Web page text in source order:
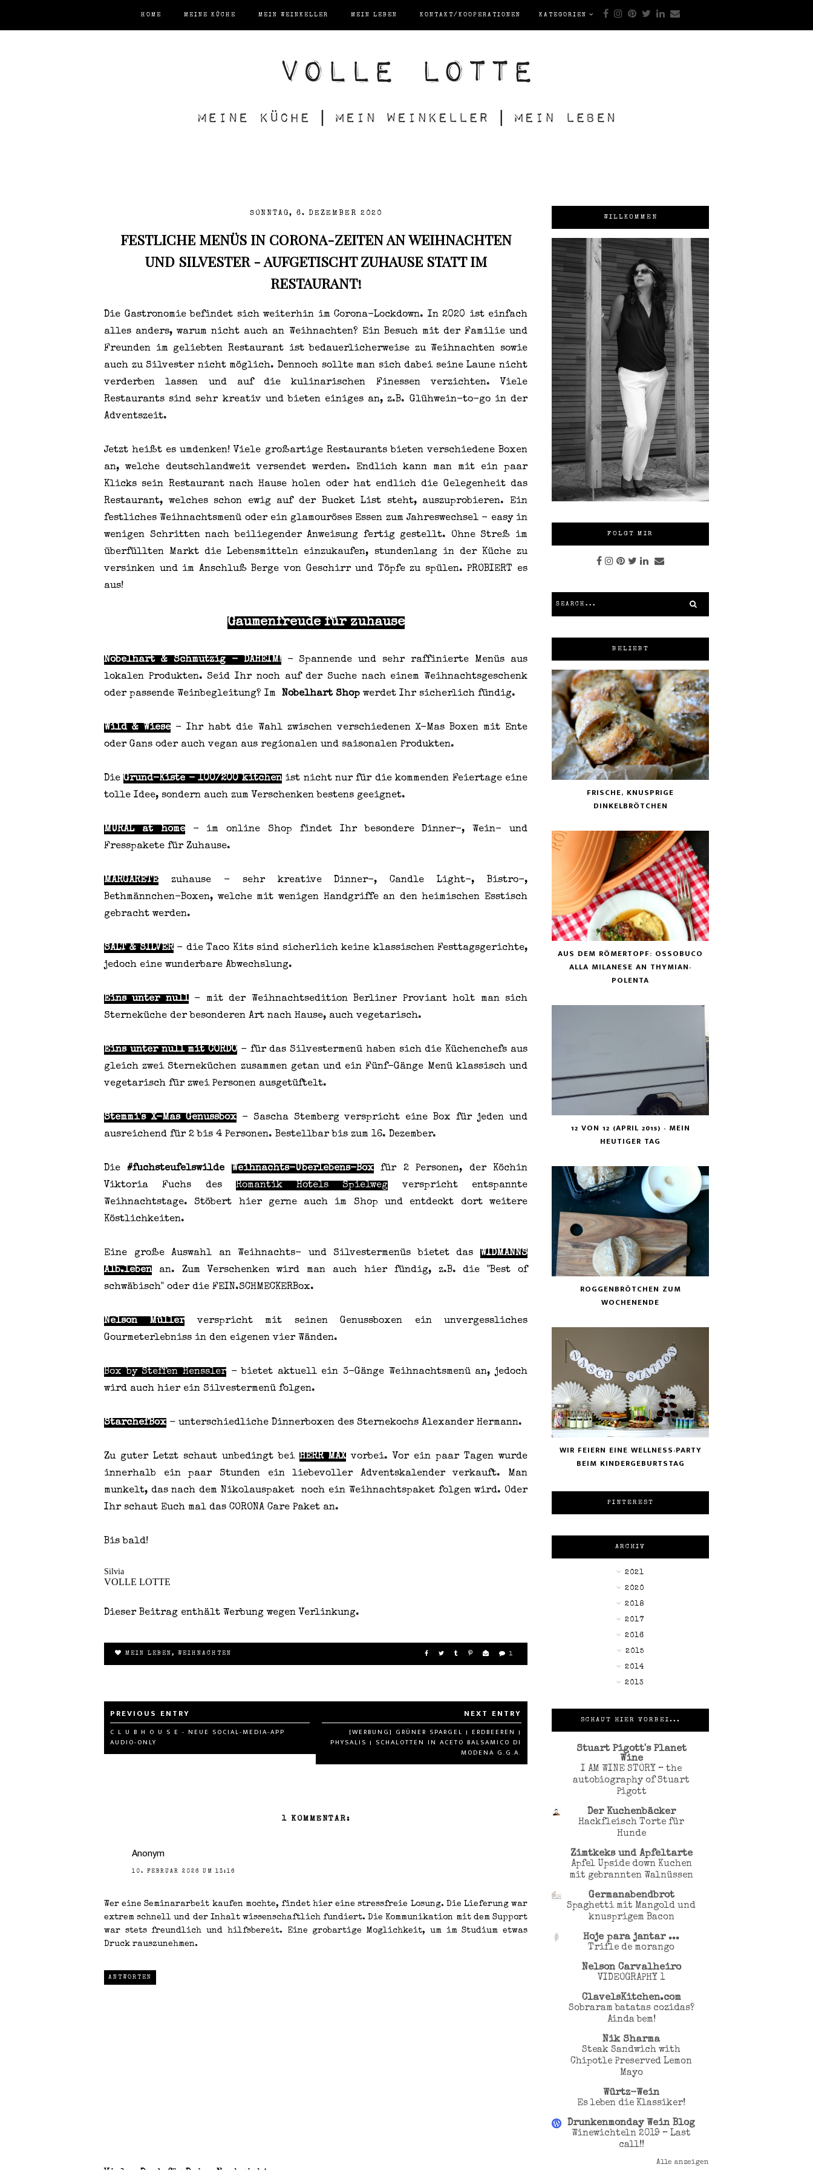
HOME MEINE KÜCHE MEIN WEINKELLER MEIN LEBEN KONTAKT/KOOPERATIONEN KATEGORIEN
SONNTAG, 6. DEZEMBER 2020
FESTLICHE MENÜS IN CORONA-ZEITEN AN WEIHNACHTEN
UND SILVESTER - AUFGETISCHT ZUHAUSE STATT IM
RESTAURANT!
Die Gastronomie befindet sich weiterhin im Corona-Lockdown. In 2020 ist einfach
alles anders, warum nicht auch an Weihnachten? Ein Besuch mit der Familie und
Freunden im geliebten Restaurant ist bedauerlicherweise zu Weihnachten sowie
auch zu Silvester nicht möglich. Dennoch sollte man sich dabei seine Laune nicht
verderben lassen und auf die kulinarischen Finessen verzichten. Viele
Restaurants sind sehr kreativ und bieten einiges an, z.B. Glühwein-to-go in der
Adventszeit.
Jetzt heißt es umdenken! Viele großartige Restaurants bieten verschiedene Boxen
an, welche deutschlandweit versendet werden. Endlich kann man mit ein paar
Klicks sein Restaurant nach Hause holen oder hat endlich die Gelegenheit das
Restaurant, welches schon ewig auf der Bucket List steht, auszuprobieren. Ein
festliches Weihnachtsmenü oder ein glamouröses Essen zum Jahreswechsel - easy in
wenigen Schritten nach beiliegender Anweisung fertig gestellt. Ohne Streß im
überfüllten Markt die Lebensmitteln einzukaufen, stundenlang in der Küche zu
versinken und im Anschluß Berge von Geschirr und Töpfe zu spülen. PROBIERT es
aus!
Gaumenfreude für zuhause
Nobelhart & Schmutzig - DAHEIM!- Spannende und sehr raffinierte Menüs aus
lokalen Produkten. Seid Ihr noch auf der Suche nach einem Weihnachtsgeschenk
oder passende Weinbegleitung? Im
Nobelhart Shop werdet Ihr sicherlich fündig.
Wild & Wiese - Ihr habt die Wahl zwischen verschiedenen X-Mas Boxen mit Ente
oder Gans oder auch vegan aus regionalen und saisonalen Produkten.
DieGrund-Kiste - 100/200 kitchen ist nicht nur für die kommenden Feiertage eine
tolle Idee, sondern auch zum Verschenken bestens geeignet.
MURAL at home- im online Shop findet Ihr besondere Dinner-, Wein- und
Fresspakete für Zuhause.
MARGARETE zuhause - sehr kreative Dinner-, Candle Light-, Bistro-,
Bethmännchen-Boxen, welche mit wenigen Handgriffe an den heimischen Esstisch
gebracht werden.
SALT & SILVER- die Taco Kits sind sicherlich keine klassischen Festtagsgerichte,
jedoch eine wunderbare Abwechslung.
Eins unter null- mit der Weihnachtsedition Berliner Proviant holt man sich
Sterneküche der besonderen Art nach Hause, auch vegetarisch.
Eins unter null mit CORDO - für das Silvestermenü haben sich die Küchenchefs aus
gleich zwei Sterneküchen zusammen getan und ein Fünf-Gänge Menü klassisch und
vegetarisch für zwei Personen ausgetüftelt.
Stemmi's X-Mas Genussbox- Sascha Stemberg verspricht eine Box für jeden und
ausreichend für 2 bis 4 Personen. Bestellbar bis zum 16. Dezember.
Die#fuchsteufelswilde Weihnachts-Überlebens-Boxfür 2 Personen, der Köchin
Viktoria Fuchs des Romantik Hotels Spielweg verspricht entspannte
Weihnachtstage. Stöbert hier gerne auch im Shop und entdeckt dort weitere
Köstlichkeiten.
Eine große Auswahl an Weihnachts- und Silvestermenüs bietet das
WIDMANNS
Alb.leben an. Zum Verschenken wird man auch hier fündig, z.B. die "Best of
schwäbisch" oder die FEIN.SCHMECKERBox.
Nelson Müller
verspricht mit seinen Genussboxen ein unvergessliches
Gourmeterlebniss in den eigenen vier Wänden.
Box by Steffen Henssler- bietet aktuell ein 3-Gänge Weihnachtsmenü an, jedoch
wird auch hier ein Silvestermenü folgen.
StarchefBox - unterschiedliche Dinnerboxen des Sternekochs Alexander Hermann.
Zu guter Letzt schaut unbedingt bei HERR MAX vorbei. Vor ein paar Tagen wurde
innerhalb ein paar Stunden ein liebevoller Adventskalender verkauft. Man
munkelt, das nach dem Nikolauspaket noch ein Weihnachtspaket folgen wird. Oder
Ihr schaut Euch mal das CORONA Care Paket an.
Bis bald!
Silvia
VOLLE LOTTE
Dieser Beitrag enthält Werbung wegen Verlinkung.
MEIN LEBEN , WEIHNACHTEN 1
C L U B H O U S E - NEUE SOCIAL-MEDIA-APP
AUDIO-ONLY
[WERBUNG] GRÜNER SPARGEL | ERDBEEREN |
PHYSALIS | SCHALOTTEN IN ACETO BALSAMICO DI
MODENA G.G.A.
1 KOMMENTAR:
Anonym
10. FEBRUAR 2026 UM 13:16
Wer eineSeminararbeit kaufen mochte, findet hier eine stressfreie Losung. Die Lieferung war
extrem schnell und der Inhalt wissenschaftlich fundiert. Die Kommunikation mit dem Support
war stets freundlich und hilfsbereit. Eine grobartige Moglichkeit, um im Studium etwas
Druck rauszunehmen.
ANTWORTEN
WILLKOMMEN
FOLGT MIR
BELIEBT
FRISCHE, KNUSPRIGE
DINKELBRÖTCHEN
AUS DEM RÖMERTOPF: OSSOBUCO
ALLA MILANESE AN THYMIAN-
POLENTA
12 VON 12 (APRIL 2015) - MEIN
HEUTIGER TAG
ROGGENBRÖTCHEN ZUM
WOCHENENDE
WIR FEIERN EINE WELLNESS-PARTY
BEIM KINDERGEBURTSTAG
PINTEREST
ARCHIV
►2021
▼2020
►2018
►2017
►2016
►2015
►2014
►2013
SCHAUT HIER VORBEI...
Stuart Pigott's Planet
Wine
I AM WINE STORY – the
autobiography of Stuart
Pigott
Der Kuchenbäcker
Hackfleisch Torte für
Hunde
Zimtkeks und Apfeltarte
Apfel Upside down Kuchen
mit gebrannten Walnüssen
Germanabendbrot
Spaghetti mit Mangold und
knusprigem Bacon
Hoje para jantar ...
Trifle de morango
Nelson Carvalheiro
VIDEOGRAPHY 1
ClavelsKitchen.com
Sobraram batatas cozidas?
Ainda bem!
Nik Sharma
Steak Sandwich with
Chipotle Preserved Lemon
Mayo
Würtz-Wein
Es leben die Klassiker!
Drunkenmonday Wein Blog
Winewichteln 2019 – Last
call!!
Alle anzeigen